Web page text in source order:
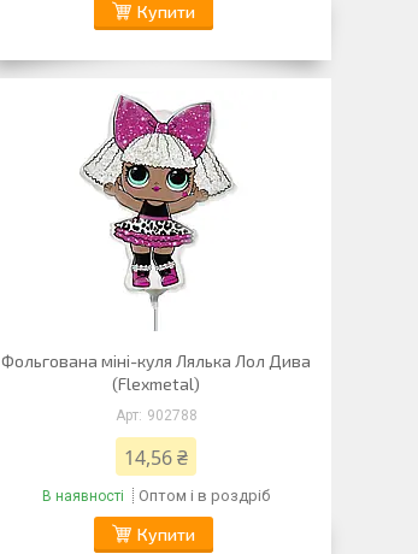
Купити
Фольгована міні-куля Лялька Лол Дива
(Flexmetal)
902788
14,56 ₴
В наявності Оптом і в роздріб
Купити